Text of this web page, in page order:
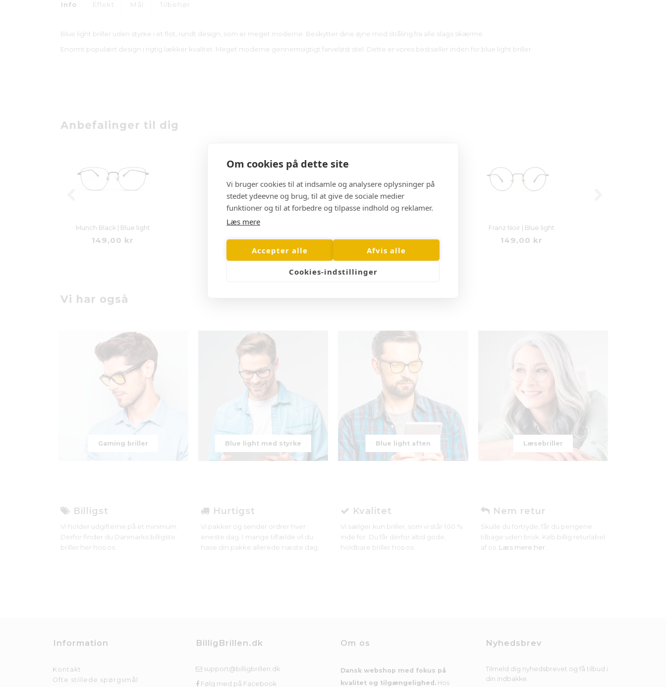
Om cookies på dette site
Vi bruger cookies til at indsamle og analysere oplysninger på
stedet ydeevne og brug, til at give de sociale medier
funktioner og til at forbedre og tilpasse indhold og reklamer.
Læs mere
Accepter alle Afvis alle
Cookies-indstillinger
Info Effekt Mål Tilbehør
Blue light briller uden styrke i et flot, rundt design, som er meget moderne. Beskytter dine øjne mod stråling fra alle slags skærme.
Enormt populært design i rigtig lækker kvalitet. Meget moderne gennemsigtigt farveløst stel. Dette er vores bestseller inden for blue light briller.
Anbefalinger til dig
Logic | Blue light
129,00 kr
Class | Blue light
99,00 kr 149,00 kr
Fresh | Blue light
149,00 kr
Vi har også
Gaming briller Blue light med styrke Blue light aften Læsebriller
Billigst
Vi holder udgifterne på et minimum.
Derfor finder du Danmarks billigste
briller her hos os.
Hurtigst
Vi pakker og sender ordrer hver
eneste dag. I mange tilfælde vil du
have din pakke allerede næste dag.
Kvalitet
Vi sælger kun briller, som vi står 100 %
inde for. Du får derfor altid gode,
holdbare briller hos os.
Nem retur
Skulle du fortryde, får du pengene
tilbage uden brok. Køb billig returlabel
af os. Læs mere her.
Information
Kontakt
Ofte stillede spørgsmål
BilligBrillen.dk
support@billigbrillen.dk
Følg med på Facebook
Om os
Dansk webshop med fokus på
kvalitet og tilgængelighed. Hos
Nyhedsbrev
Tilmeld dig nyhedsbrevet og få tilbud i
din indbakke.